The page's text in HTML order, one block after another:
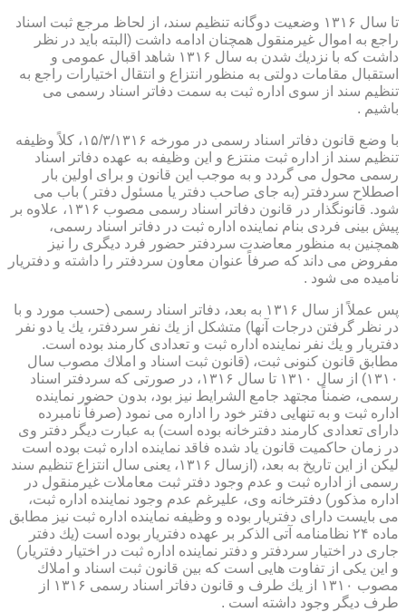
تا سال ۱۳۱۶ وضعیت دوگانه تنظیم سند، از لحاظ مرجع ثبت اسناد
راجع به اموال غیرمنقول همچنان ادامه داشت (البته باید در نظر
داشت كه با نزدیك شدن به سال ۱۳۱۶ شاهد اقبال عمومی و
استقبال مقامات دولتی به منظور انتزاع و انتقال اختیارات راجع به
تنظیم سند از سوی اداره ثبت به سمت دفاتر اسناد رسمی می
باشیم .
با وضع قانون دفاتر اسناد رسمی در مورخه ۱۵/۳/۱۳۱۶، كلاً وظیفه
تنظیم سند از اداره ثبت منتزع و این وظیفه به عهده دفاتر اسناد
رسمی محول می گردد و به موجب این قانون و برای اولین بار
اصطلاح سردفتر (به جای صاحب دفتر یا مسئول دفتر ) باب می
شود. قانونگذار در قانون دفاتر اسناد رسمی مصوب ۱۳۱۶، علاوه بر
پیش بینی فردی بنام نماینده اداره ثبت در دفاتر اسناد رسمی،
همچنین به منظور معاضدت سردفتر حضور فرد دیگری را نیز
مفروض می داند كه صرفاً عنوان معاون سردفتر را داشته و دفتریار
نامیده می شود .
پس عملاً از سال ۱۳۱۶ به بعد، دفاتر اسناد رسمی (حسب مورد و با
در نظر گرفتن درجات آنها) متشكل از یك نفر سردفتر، یك یا دو نفر
دفتریار و یك نفر نماینده اداره ثبت و تعدادی كارمند بوده است.
مطابق قانون كنونی ثبت، (قانون ثبت اسناد و املاك مصوب سال
۱۳۱۰) از سال ۱۳۱۰ تا سال ۱۳۱۶، در صورتی كه سردفتر اسناد
رسمی، ضمناً مجتهد جامع الشرایط نیز بود، بدون حضور نماینده
اداره ثبت و به تنهایی دفتر خود را اداره می نمود (صرفاً نامبرده
دارای تعدادی كارمند دفترخانه بوده است) به عبارت دیگر دفتر وی
در زمان حاكمیت قانون یاد شده فاقد نماینده اداره ثبت بوده است
لیكن از این تاریخ به بعد، (ازسال ۱۳۱۶، یعنی سال انتزاع تنظیم سند
رسمی از اداره ثبت و عدم وجود دفتر ثبت معاملات غیرمنقول در
اداره مذكور) دفترخانه وی، علیرغم عدم وجود نماینده اداره ثبت،
می بایست دارای دفتریار بوده و وظیفه نماینده اداره ثبت نیز مطابق
ماده ۲۴ نظامنامه آتی الذكر بر عهده دفتریار بوده است (یك دفتر
جاری در اختیار سردفتر و دفتر نماینده اداره ثبت در اختیار دفتریار)
و این یكی از تفاوت هایی است كه بین قانون ثبت اسناد و املاك
مصوب ۱۳۱۰ از یك طرف و قانون دفاتر اسناد رسمی ۱۳۱۶ از
طرف دیگر وجود داشته است .